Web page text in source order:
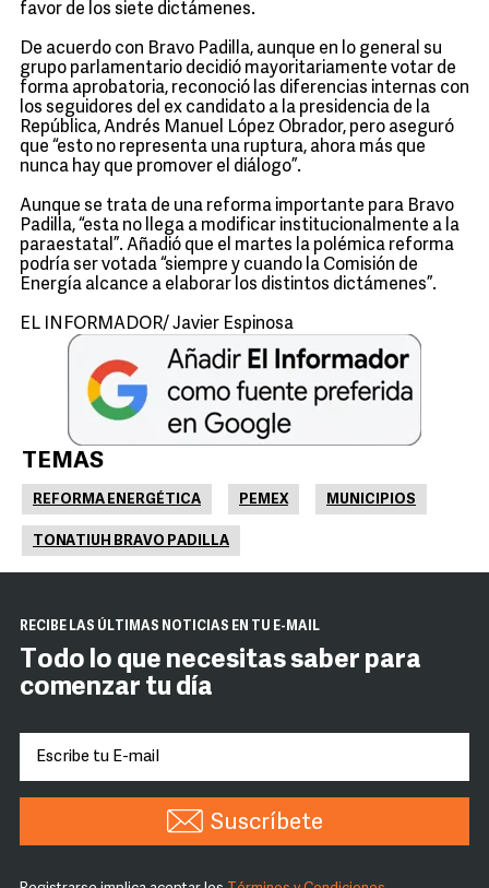
favor de los siete dictámenes.
De acuerdo con Bravo Padilla, aunque en lo general su
grupo parlamentario decidió mayoritariamente votar de
forma aprobatoria, reconoció las diferencias internas con
los seguidores del ex candidato a la presidencia de la
República, Andrés Manuel López Obrador, pero aseguró
que “esto no representa una ruptura, ahora más que
nunca hay que promover el diálogo”.
Aunque se trata de una reforma importante para Bravo
Padilla, “esta no llega a modificar institucionalmente a la
paraestatal”. Añadió que el martes la polémica reforma
podría ser votada “siempre y cuando la Comisión de
Energía alcance a elaborar los distintos dictámenes”.
EL INFORMADOR/ Javier Espinosa
TEMAS
REFORMA ENERGÉTICA PEMEX MUNICIPIOS
TONATIUH BRAVO PADILLA
RECIBE LAS ÚLTIMAS NOTICIAS EN TU E-MAIL
Todo lo que necesitas saber para
comenzar tu día
Suscríbete